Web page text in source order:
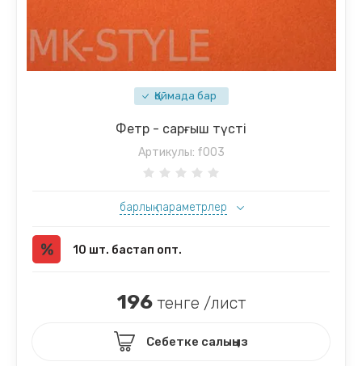
Қоймада бар
Фетр - сарғыш түсті
Артикулы: f003
барлық параметрлер
10 шт. бастап опт.
196тенге /лист
Себетке салыңыз